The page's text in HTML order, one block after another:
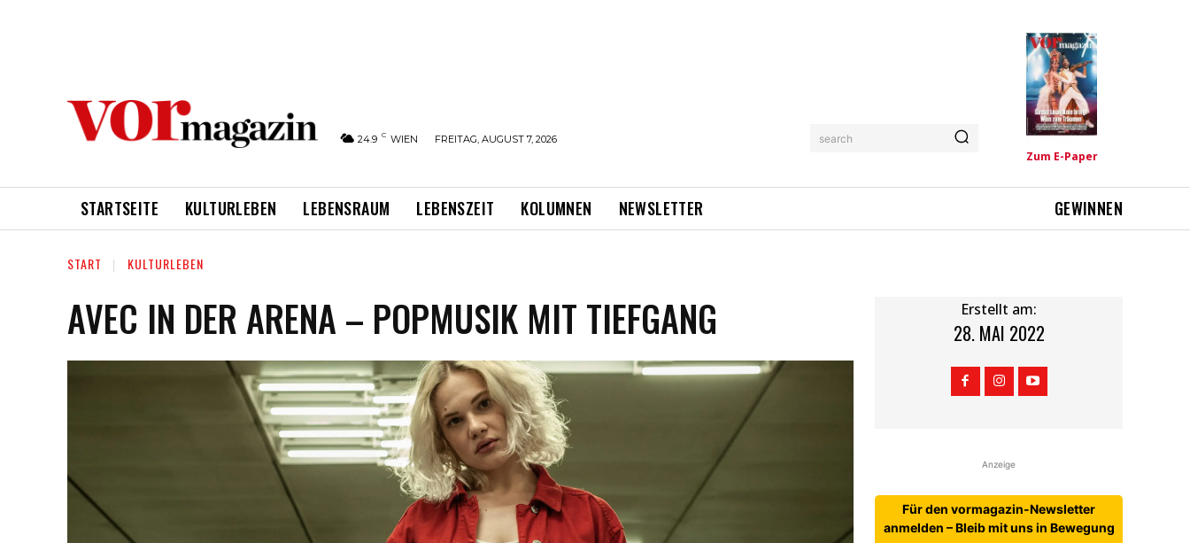
24.9 C WIEN FREITAG, AUGUST 7, 2026 search
Zum E-Paper
STARTSEITE KULTURLEBEN LEBENSRAUM LEBENSZEIT KOLUMNEN NEWSLETTER GEWINNEN
START KULTURLEBEN
AVEC IN DER ARENA – POPMUSIK MIT TIEFGANG Erstellt am:
28. MAI 2022
Anzeige
Für den vormagazin-Newsletter
anmelden – Bleib mit uns in Bewegung